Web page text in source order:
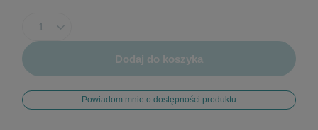
Dodaj do koszyka
Powiadom mnie o dostępności produktu